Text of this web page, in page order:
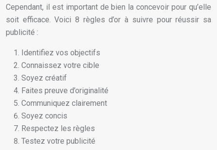
Cependant, il est important de bien la concevoir pour qu’elle
soit efficace. Voici 8 règles d’or à suivre pour réussir sa
publicité :
Identifiez vos objectifs
Connaissez votre cible
Soyez créatif
Faites preuve d’originalité
Communiquez clairement
Soyez concis
Respectez les règles
Testez votre publicité